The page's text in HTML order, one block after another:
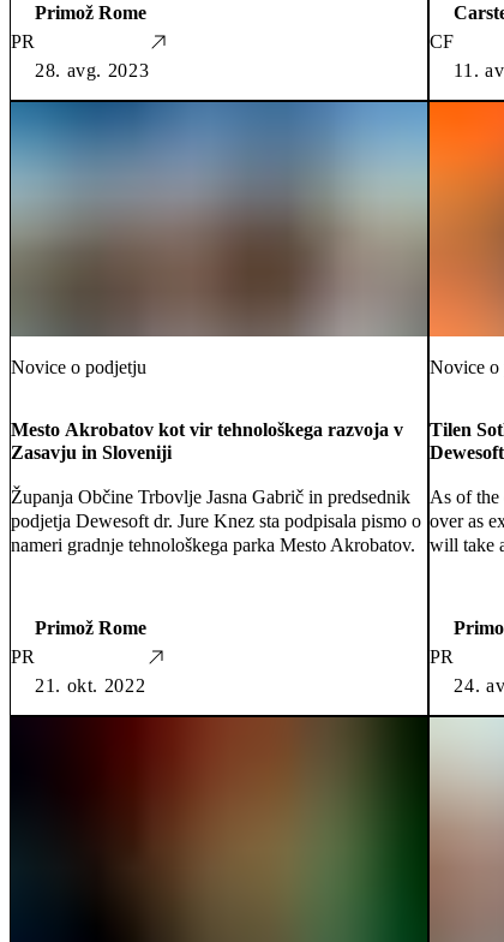
PR
Primož Rome
28. avg. 2023
CF
11.
Novice o podjetju
Mesto Akrobatov kot vir tehnološkega razvoja v
Zasavju in Sloveniji
Županja Občine Trbovlje Jasna Gabrič in predsednik
podjetja Dewesoft dr. Jure Knez sta podpisala pismo o
nameri gradnje tehnološkega parka Mesto Akrobatov.
PR
Primož Rome
21. okt. 2022
Novice o
Tilen
Dewesoft
As of
over as
will take
PR
24.